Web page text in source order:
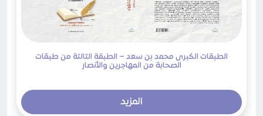
الطبقات الكبرى محمد بن سعد – الطبقة الثالثة من طبقات
الصحابة من المهاجرين والأنصار
المزيد